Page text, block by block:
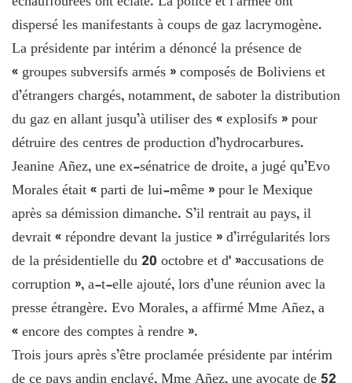
dispersé les manifestants à coups de gaz lacrymogène.
La présidente par intérim a dénoncé la présence de
« groupes subversifs armés » composés de Boliviens et
d’étrangers chargés, notamment, de saboter la distribution
du gaz en allant jusqu’à utiliser des « explosifs » pour
détruire des centres de production d’hydrocarbures.
Jeanine Añez, une ex-sénatrice de droite, a jugé qu’Evo
Morales était « parti de lui-même » pour le Mexique
après sa démission dimanche. S’il rentrait au pays, il
devrait « répondre devant la justice » d’irrégularités lors
de la présidentielle du 20 octobre et d' »accusations de
corruption », a-t-elle ajouté, lors d’une réunion avec la
presse étrangère. Evo Morales, a affirmé Mme Añez, a
« encore des comptes à rendre ».
Trois jours après s’être proclamée présidente par intérim